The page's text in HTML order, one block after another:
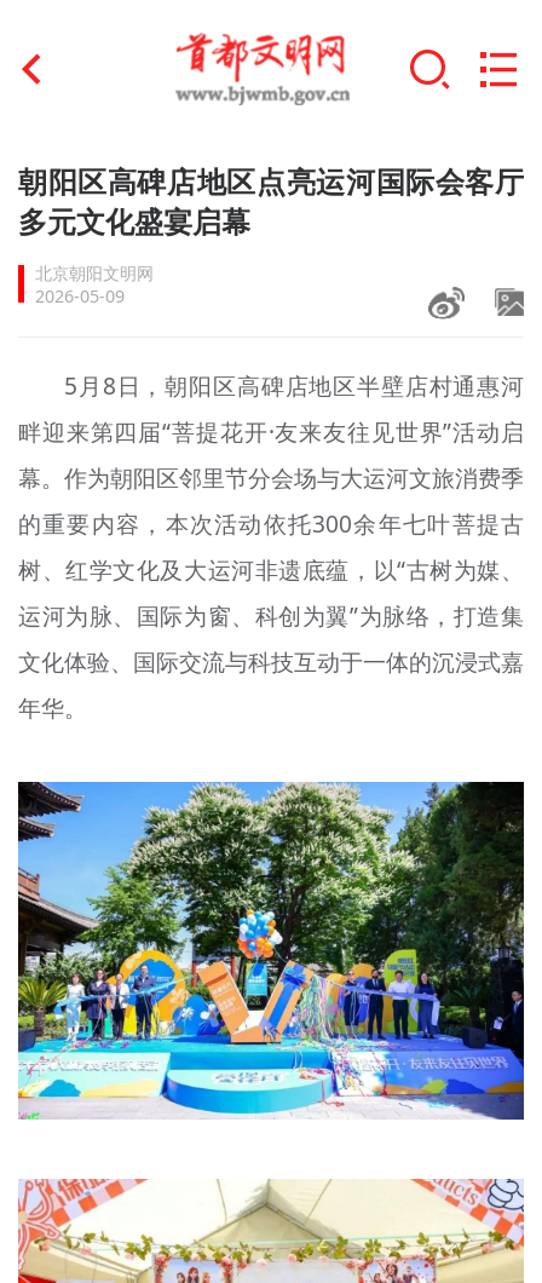
首页
文明创建
文明实践
未成年人思想道德建设
榜样人物
+
身边好人
文明评论
北京宣传文化引导基金
资料库
+
朝阳区高碑店地区点亮运河国际会客厅
多元文化盛宴启幕
北京朝阳文明网
2026-05-09
5月8日，朝阳区高碑店地区半壁店村通惠河
畔迎来第四届“菩提花开·友来友往见世界”活动启
幕。作为朝阳区邻里节分会场与大运河文旅消费季
的重要内容，本次活动依托300余年七叶菩提古
树、红学文化及大运河非遗底蕴，以“古树为媒、
运河为脉、国际为窗、科创为翼”为脉络，打造集
文化体验、国际交流与科技互动于一体的沉浸式嘉
年华。